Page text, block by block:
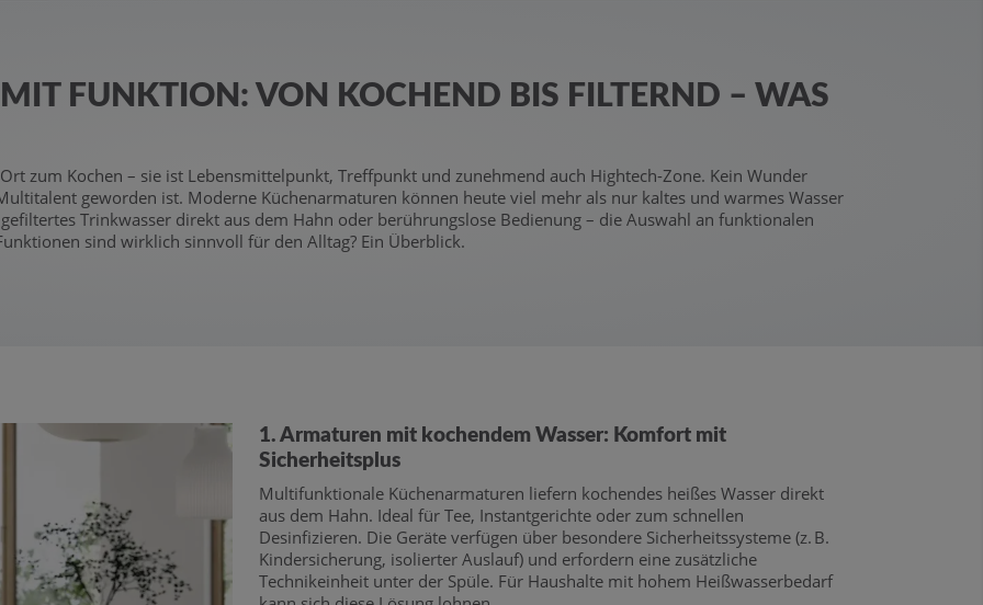
FUNKTION: VON KOCHEND BIS FILTERND – WAS
zum Kochen – sie ist Lebensmittelpunkt, Treffpunkt und zunehmend auch Hightech-Zone. Kein Wunder
geworden ist. Moderne Küchenarmaturen können heute viel mehr als nur kaltes und warmes Wasser
Trinkwasser direkt aus dem Hahn oder berührungslose Bedienung – die Auswahl an funktionalen
sind wirklich sinnvoll für den Alltag? Ein Überblick.
1. Armaturen mit kochendem Wasser: Komfort mit
Sicherheitsplus
Multifunktionale Küchenarmaturen liefern kochendes heißes Wasser direkt
aus dem Hahn. Ideal für Tee, Instantgerichte oder zum schnellen
Desinfizieren. Die Geräte verfügen über besondere Sicherheitssysteme (z. B.
Kindersicherung, isolierter Auslauf) und erfordern eine zusätzliche
Technikeinheit unter der Spüle. Für Haushalte mit hohem Heißwasserbedarf